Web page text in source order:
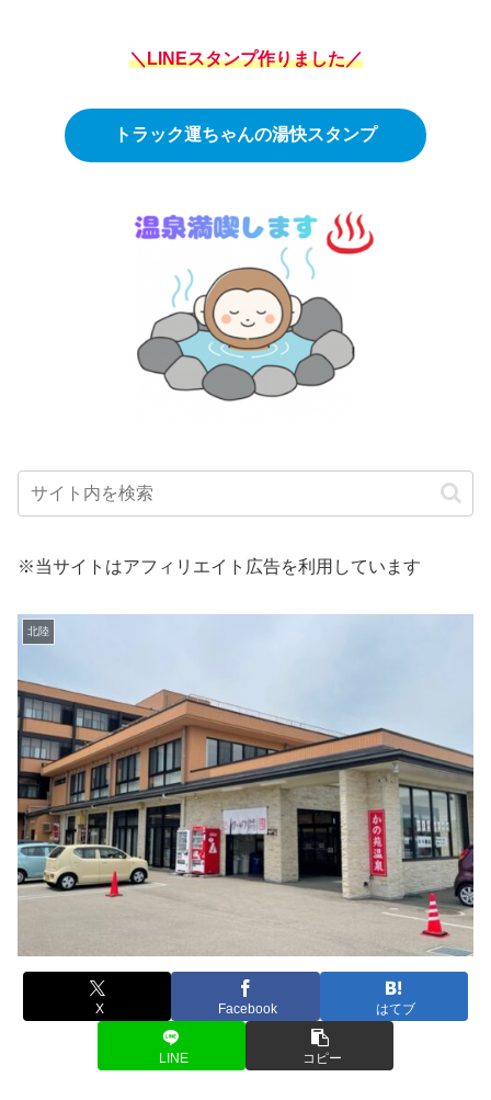
＼LINEスタンプ作りました／
トラック運ちゃんの湯快スタンプ
※当サイトはアフィリエイト広告を利用しています
北陸
X Facebook はてブ
LINE コピー